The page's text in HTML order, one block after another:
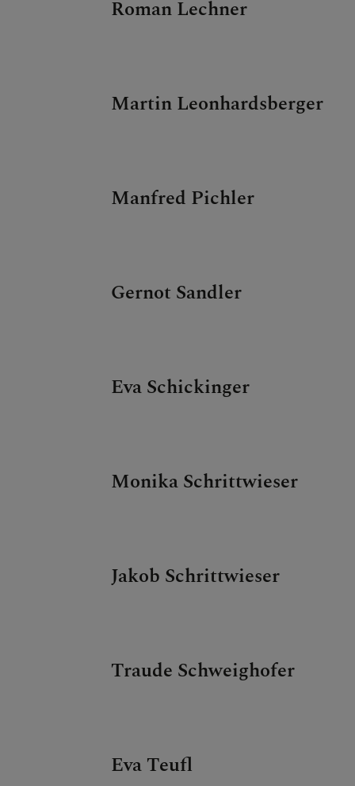
Roman Lechner
Martin Leonhardsberger
Manfred Pichler
Gernot Sandler
Eva Schickinger
Monika Schrittwieser
Jakob Schrittwieser
Traude Schweighofer
Eva Teufl